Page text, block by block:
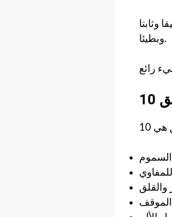
وثابتا
وبطيئا.